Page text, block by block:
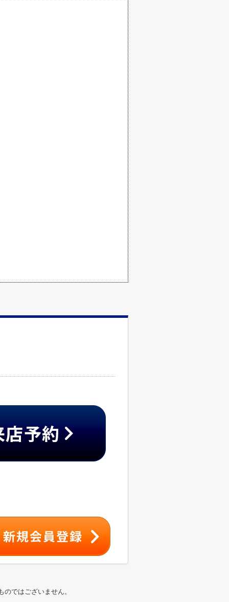
ではございません。